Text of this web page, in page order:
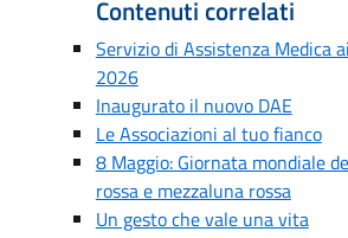
Contenuti correlati
Servizio di Assistenza Medica
2026
Inaugurato il nuovo DAE
Le Associazioni al tuo fianco
8 Maggio: Giornata mondiale
rossa e mezzaluna rossa
Un gesto che vale una vita